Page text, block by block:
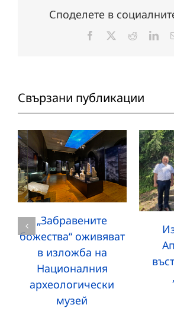
Споделете в
Facebook Reddit
Свързани публикации
„Забравените
божества“ оживяват
в изложба на
Националния
археологически
музей